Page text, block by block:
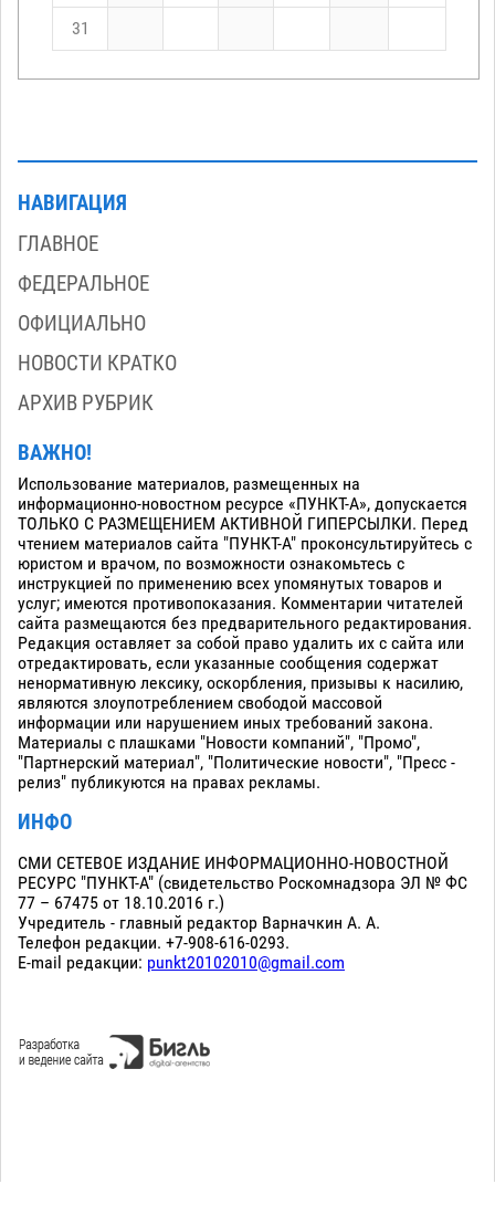
31
НАВИГАЦИЯ
ГЛАВНОЕ
ФЕДЕРАЛЬНОЕ
ОФИЦИАЛЬНО
НОВОСТИ КРАТКО
АРХИВ РУБРИК
ВАЖНО!
Использование материалов, размещенных на
информационно-новостном ресурсе «ПУНКТ-А», допускается
ТОЛЬКО С РАЗМЕЩЕНИЕМ АКТИВНОЙ ГИПЕРСЫЛКИ. Перед
чтением материалов сайта "ПУНКТ-А" проконсультируйтесь с
юристом и врачом, по возможности ознакомьтесь с
инструкцией по применению всех упомянутых товаров и
услуг; имеются противопоказания. Комментарии читателей
сайта размещаются без предварительного редактирования.
Редакция оставляет за собой право удалить их с сайта или
отредактировать, если указанные сообщения содержат
ненормативную лексику, оскорбления, призывы к насилию,
являются злоупотреблением свободой массовой
информации или нарушением иных требований закона.
Материалы с плашками "Новости компаний", "Промо",
"Партнерский материал", "Политические новости", "Пресс -
релиз" публикуются на правах рекламы.
ИНФО
СМИ СЕТЕВОЕ ИЗДАНИЕ ИНФОРМАЦИОННО-НОВОСТНОЙ
РЕСУРС "ПУНКТ-А" (свидетельство Роскомнадзора ЭЛ № ФС
77 – 67475 от 18.10.2016 г.)
Учредитель - главный редактор Варначкин А. А.
Телефон редакции. +7-908-616-0293.
E-mail редакции: punkt20102010@gmail.com